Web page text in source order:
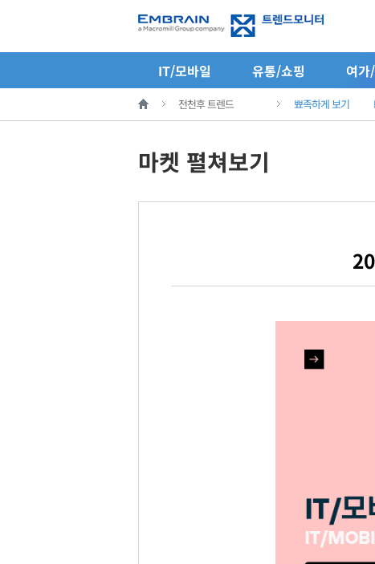
IT/모바일 유통/쇼핑 여가
전천후 트렌드 뾰족하게 보기
마켓 펼쳐보기